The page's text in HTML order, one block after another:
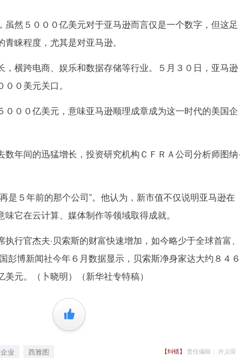
然５０００亿美元对于亚马逊而言仅是一个数字，但这足
睐程度，尤其是对亚马逊。
横跨电商、娱乐和数据存储等行业。５月３０日，亚马逊
０美元关口。
００亿美元，意味亚马逊顺理成章成为这一时代的美国企
年间的迅猛增长，投资研究机构ＣＦＲＡ公司分析师图纳·
５年前的那个公司”。他认为，新市值不仅说明亚马逊在
它在云计算、媒体制作等领域取得成就。
官杰夫·贝索斯的财富快速增加，如今略少于全球首富、
彭博新闻社今年６月数据显示，贝索斯净身家达大约８４６
元。（卜晓明）（新华社专特稿）
+1
业 西雅图 【纠错】 责任编辑： 许义琛